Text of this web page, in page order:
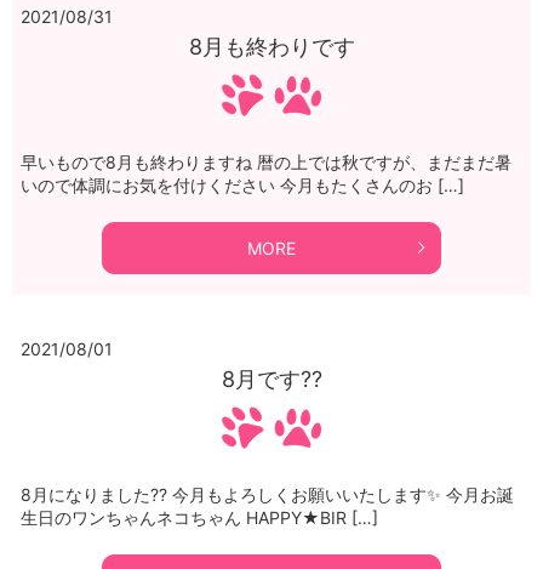
2021/08/31
8月も終わりです
早いもので8月も終わりますね 暦の上では秋ですが、まだまだ暑
いので体調にお気を付けください 今月もたくさんのお […]
MORE
2021/08/01
8月です??
8月になりました?? 今月もよろしくお願いいたします✨ 今月お誕
生日のワンちゃんネコちゃん HAPPY★BIR […]